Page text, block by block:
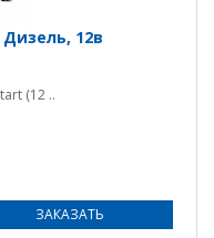
12в
(12 ..
ЗАКАЗАТЬ